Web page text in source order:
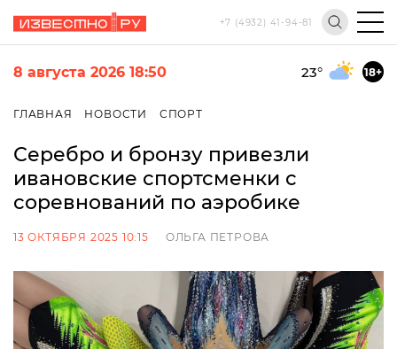
+7 (4932) 41-94-81
8 августа 2026 18:50 23° 18+
ГЛАВНАЯ НОВОСТИ СПОРТ
Серебро и бронзу привезли
ивановские спортсменки с
соревнований по аэробике
13 ОКТЯБРЯ 2025 10:15 ОЛЬГА ПЕТРОВА